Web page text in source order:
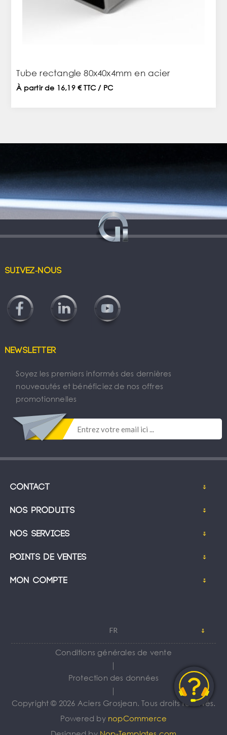
Tube rectangle 80x40x4mm en acier
À partir de 16,19 € TTC / PC
Suivez-nous
Newsletter
Soyez les premiers informés des dernières
nouveautés et bénéficiez de nos offres
promotionnelles
Contact
Nos produits
Nos services
Points de ventes
Mon compte
FR
Conditions générales de vente
｜
Protection des données
｜
Copyright © 2026 Aciers Grosjean. Tous droits réservés.
Powered by nopCommerce